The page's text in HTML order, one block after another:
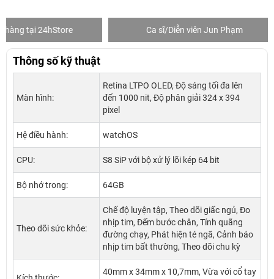
Ca sĩ/Diễn viên Jun Phạm Khách
Thông số kỹ thuật
Màn hình:
Retina LTPO OLED, Độ sáng tối đa lên
đến 1000 nit, Độ phân giải 324 x 394
pixel
Hệ điều hành: watchOS
CPU: S8 SiP với bộ xử lý lõi kép 64 bit
Bộ nhớ trong: 64GB
Theo dõi sức khỏe:
Chế độ luyện tập, Theo dõi giấc ngủ, Đo
nhịp tim, Đếm bước chân, Tính quãng
đường chạy, Phát hiện té ngã, Cảnh báo
nhịp tim bất thường, Theo dõi chu kỳ
40mm x 34mm x 10,7mm, Vừa với cổ tay